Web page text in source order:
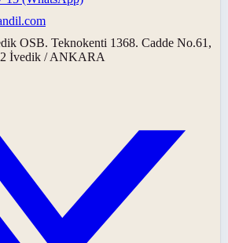
OSB. Teknokenti 1368. Cadde No.61,
İvedik / ANKARA